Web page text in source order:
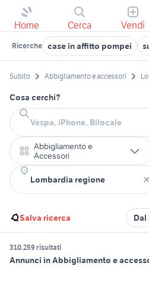
Home Cerca Vendi
Ricerche case in affitto pompei
Subito Abbigliamento e accessori
Cosa cerchi?
Abbigliamento e
Accessori
Salva ricerca
310.259 risultati
Annunci in Abbigliamento e